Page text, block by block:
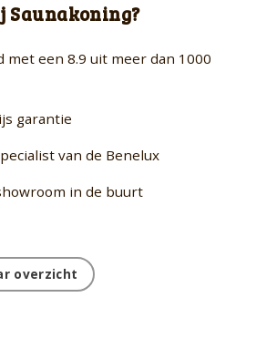
Saunakoning?
met een 8.9 uit meer dan 1000
garantie
van de Benelux
in de buurt
overzicht